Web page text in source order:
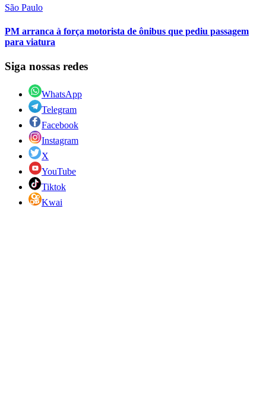
São Paulo
PM arranca à força motorista de ônibus que pediu passagem
para viatura
Siga nossas redes
WhatsApp
Telegram
Facebook
Instagram
X
YouTube
Tiktok
Kwai